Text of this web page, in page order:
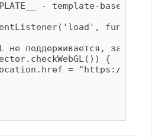
- template-
function()
не поддерживается,
{
= "https://